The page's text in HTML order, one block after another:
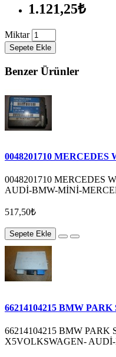
1.121,25₺
Miktar
Sepete Ekle
Benzer Ürünler
0048201710 MERCEDES
0048201710 MERCEDES
AUDİ-BMW-MİNİ-
517,50₺
Sepete Ekle
66214104215 BMW
66214104215 BMW
X5VOLKSWAGEN-